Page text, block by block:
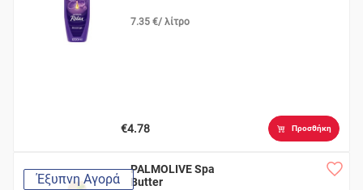
7.35 €/ λίτρο
€4.78 Προσθήκη
Έξυπνη Αγορά
PALMOLIVE Spa
Butter